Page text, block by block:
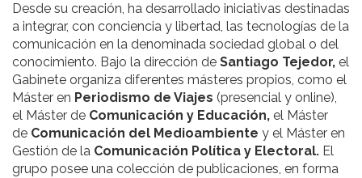
Desde su creación, ha desarrollado iniciativas destinadas
a integrar, con conciencia y libertad, las tecnologías de la
comunicación en la denominada sociedad global o del
conocimiento. Bajo la dirección de Santiago Tejedor, el
Gabinete organiza diferentes másteres propios, como el
Máster en Periodismo de Viajes (presencial y online),
el Máster de Comunicación y Educación, el Máster
de Comunicación del Medioambiente y el Máster en
Gestión de la Comunicación Política y Electoral. El
grupo posee una colección de publicaciones, en forma